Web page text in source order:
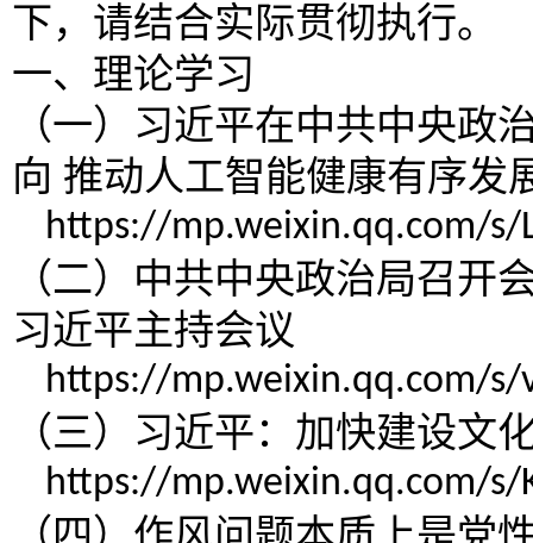
下，请结合实际贯彻执行。
一、理论学习
（一）习近平在中共中央政
向 推动人工智能健康有序发
https://mp.weixin.qq.com/s/
（二）中共中央政治局召开
习近平主持会议
https://mp.weixin.qq.com/s/
（三）习近平：加快建设文
https://mp.weixin.qq.com/s/